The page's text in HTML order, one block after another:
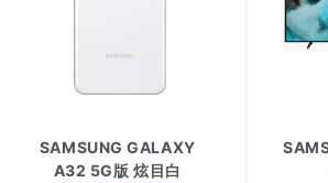
SAMSUNG GALAXY
A32 5G版 炫目白